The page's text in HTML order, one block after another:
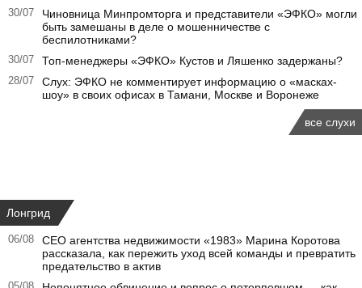
30/07
Чиновница Минпромторга и представители «ЭФКО» могли
быть замешаны в деле о мошенничестве с
беспилотниками?
30/07 Топ-менеджеры «ЭФКО» Кустов и Ляшенко задержаны?
28/07
Слух: ЭФКО не комментирует информацию о «масках-
шоу» в своих офисах в Тамани, Москве и Воронеже
все слухи
Лонгрид
06/08
CEO агентства недвижимости «1983» Марина Коротова
рассказала, как пережить уход всей команды и превратить
предательство в актив